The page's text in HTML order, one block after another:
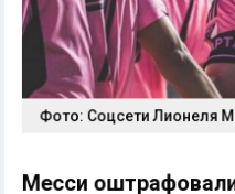
Фото: Соцсети Лионеля
Месси